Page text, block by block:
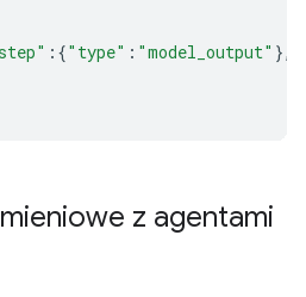
:{"type" : "model_output" },
z agentami